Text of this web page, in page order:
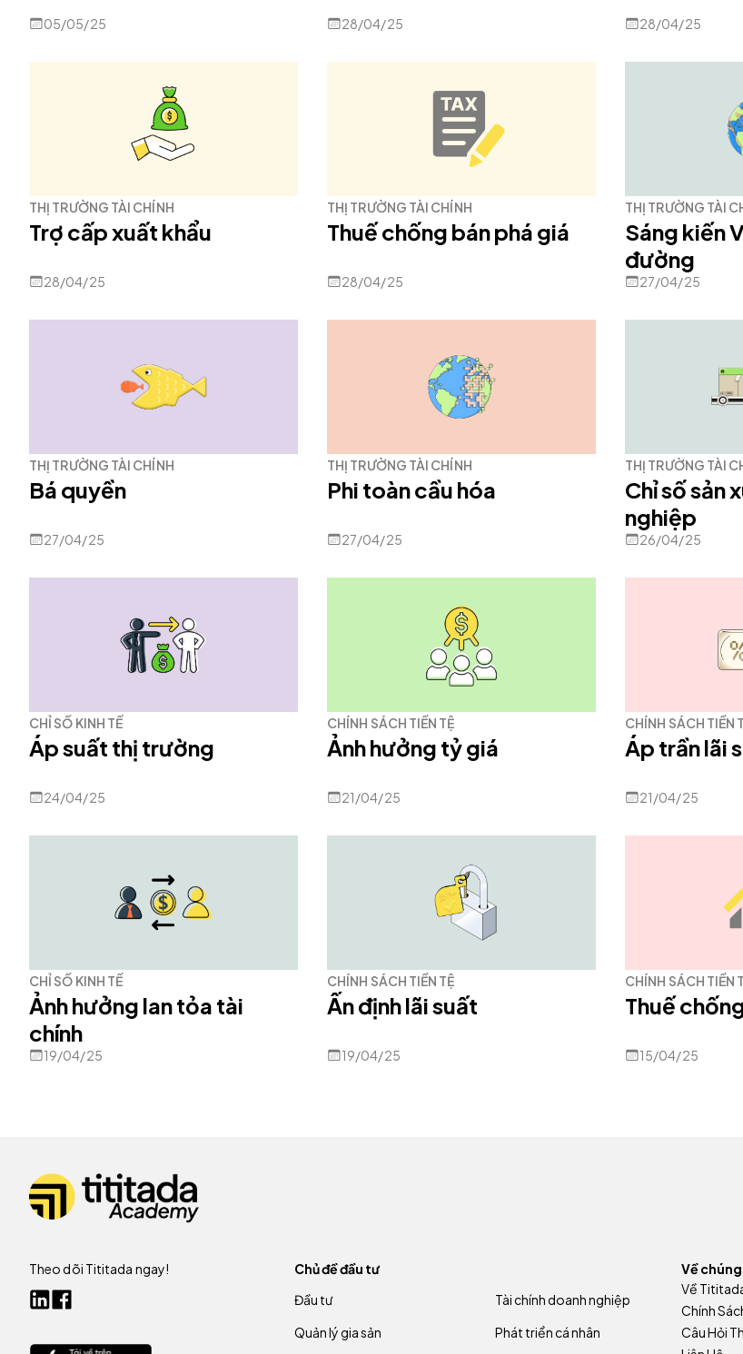
05/05/25 28/04/25 28/04/25
THỊ TRƯỜNG TÀI CHÍNH
Trợ cấp xuất khẩu
28/04/25
THỊ TRƯỜNG TÀI CHÍNH
Thuế chống bán phá giá
28/04/25
THỊ TRƯỜNG TÀI
Sáng kiến
đường
27/04/25
THỊ TRƯỜNG TÀI CHÍNH
Bá quyền
27/04/25
THỊ TRƯỜNG TÀI CHÍNH
Phi toàn cầu hóa
27/04/25
THỊ TRƯỜNG TÀI
Chỉ số sản
nghiệp
26/04/25
CHỈ SỐ KINH TẾ
Áp suất thị trường
24/04/25
CHÍNH SÁCH TIỀN TỆ
Ảnh hưởng tỷ giá
21/04/25
CHÍNH SÁCH TIỀN
Áp trần lãi
21/04/25
CHỈ SỐ KINH TẾ
Ảnh hưởng lan tỏa tài
chính
19/04/25
CHÍNH SÁCH TIỀN TỆ
Ấn định lãi suất
19/04/25
CHÍNH SÁCH TIỀN
Thuế
15/04/25
Theo dõi Tititada ngay!
Chủ đề đầu tư
Đầu tư
Quản lý gia sản
Tài chính doanh nghiệp
Phát triển cá nhân
Về
Về
Chính
Câu Hỏi